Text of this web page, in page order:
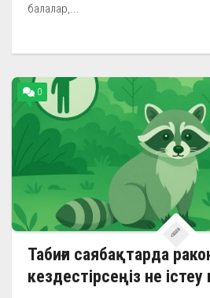
балалар,...
0
Табиғи саябақтарда
кездестірсеңіз не